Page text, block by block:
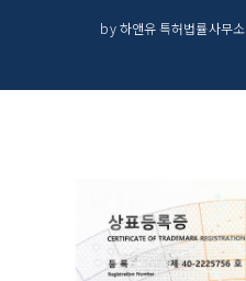
by 하앤유 특허법률사무소